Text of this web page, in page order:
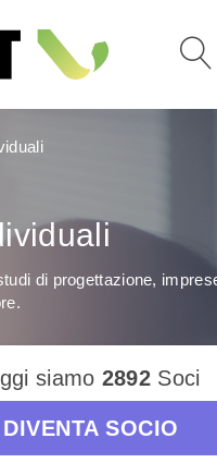
siamo 2892 Soci
DIVENTA SOCIO
di progettazione,